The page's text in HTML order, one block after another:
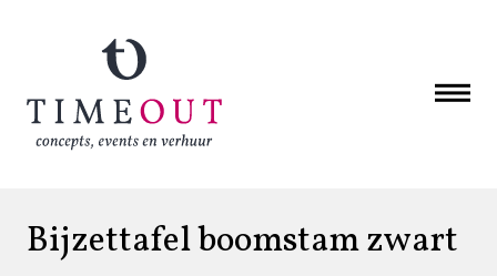
Bijzettafel boomstam zwart